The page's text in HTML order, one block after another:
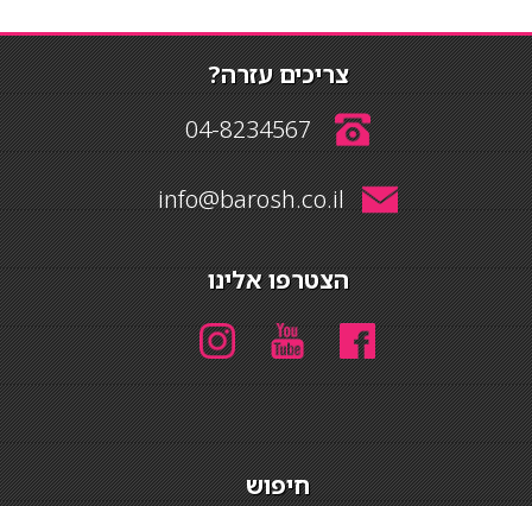
צריכים עזרה?
04-8234567
info@barosh.co.il
הצטרפו אלינו
חיפוש